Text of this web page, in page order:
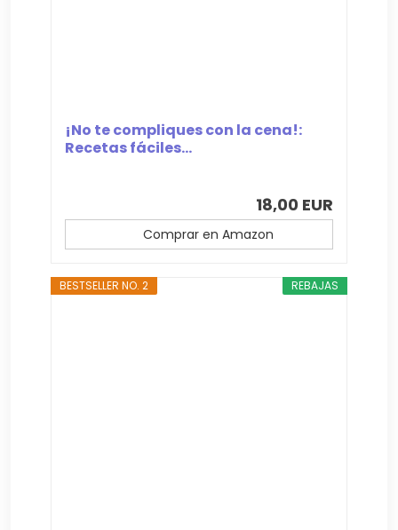
¡No te compliques con la cena!:
Recetas fáciles...
18,00 EUR
Comprar en Amazon
REBAJAS
BESTSELLER NO. 2